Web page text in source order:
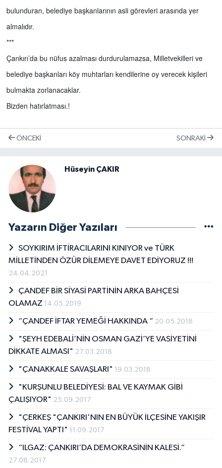
bulunduran, belediye başkanlarının asli görevleri arasında yer
almalıdır.
***
Çankırı’da bu nüfus azalması durdurulamazsa, Milletvekilleri ve
belediye başkanları köy muhtarları kendilerine oy verecek kişileri
bulmakta zorlanacaklar.
Bizden hatırlatması.!
ÖNCEKI SONRAKI
Hüseyin ÇAKIR
Yazarın Diğer Yazıları
SOYKIRIM İFTİRACILARINI KINIYOR ve TÜRK
MİLLETİNDEN ÖZÜR DİLEMEYE DAVET EDİYORUZ !!!
24.04.2021
ÇANDEF BİR SİYASİ PARTİNİN ARKA BAHÇESİ
OLAMAZ 14.05.2019
“ÇANDEF İFTAR YEMEĞİ HAKKINDA “ 20.05.2018
"ŞEYH EDEBALİ’NİN OSMAN GAZİ’YE VASİYETİNİ
DİKKATE ALMASI" 27.03.2018
"ÇANAKKALE SAVAŞLARI" 19.03.2018
"KURŞUNLU BELEDİYESİ: BAL VE KAYMAK GİBİ
ÇALIŞIYOR" 25.09.2017
"ÇERKEŞ "ÇANKIRI'NIN EN BÜYÜK İLÇESİNE YAKIŞIR
FESTİVAL YAPTI" 11.09.2017
“ILGAZ: ÇANKIRI’DA DEMOKRASİNİN KALESİ.”
27.08.2017